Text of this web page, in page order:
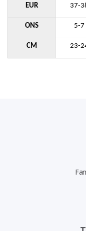
EUR 37-
ONS 5-7
CM 23-